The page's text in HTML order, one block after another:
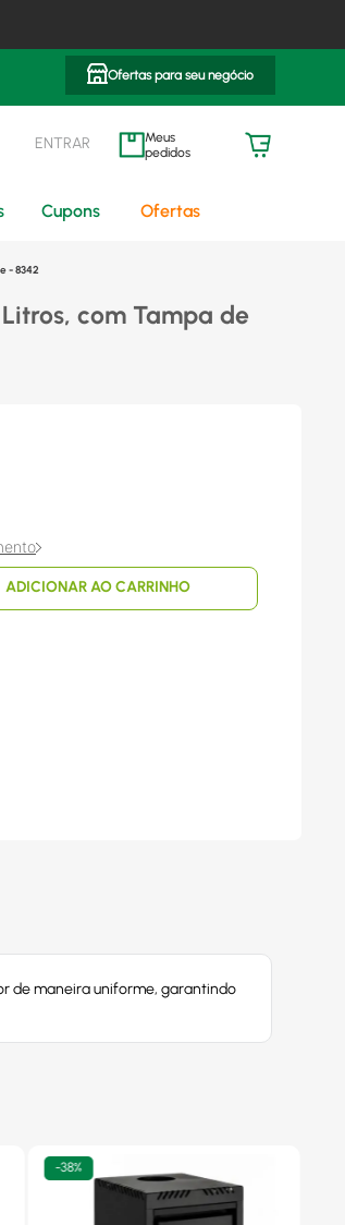
Ofertas para seu negócio
ENTRAR meus pedidos
Cupons Ofertas
- 8342
com Tampa de
ADICIONAR AO CARRINHO
de maneira uniforme, garantindo
-38%